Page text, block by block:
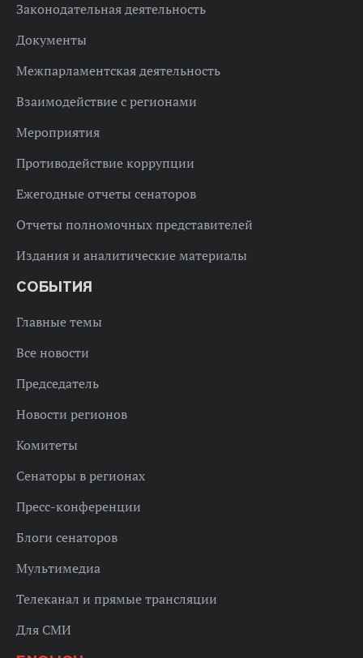
Законодательная деятельность
Документы
Межпарламентская деятельность
Взаимодействие с регионами
Мероприятия
Противодействие коррупции
Ежегодные отчеты сенаторов
Отчеты полномочных представителей
Издания и аналитические материалы
СОБЫТИЯ
Главные темы
Все новости
Председатель
Новости регионов
Комитеты
Сенаторы в регионах
Пресс-конференции
Блоги сенаторов
Мультимедиа
Телеканал и прямые трансляции
Для СМИ